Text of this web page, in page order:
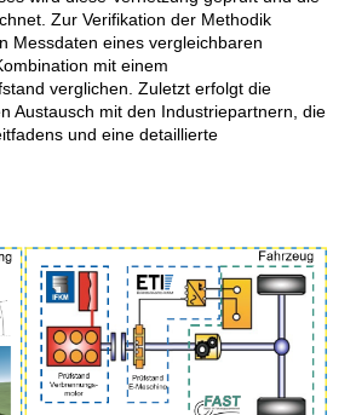
Zur Verifikation der Methodik
Messdaten eines vergleichbaren
mit einem
verglichen. Zuletzt erfolgt die
Austausch mit den Industriepartnern, die
und eine detaillierte